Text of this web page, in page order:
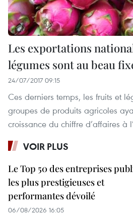
Les exportations
légumes sont au beau
24/07/2017 09:15
Ces derniers temps, les fruits et
groupes de produits agricoles
croissance du chiffre d’affaires à
VOIR PLUS
Le Top 50 des entreprises
les plus prestigieuses et
performantes dévoilé
06/08/2026 16:05